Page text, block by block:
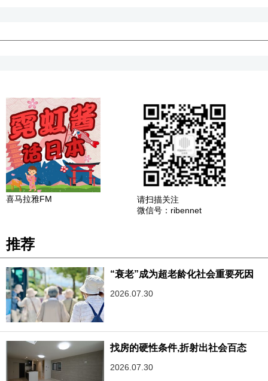
喜马拉雅FM
请扫描关注
微信号：ribennet
推荐
“衰老”成为超老龄化社会重要死因
2026.07.30
找房的硬性条件,折射出社会百态
2026.07.30